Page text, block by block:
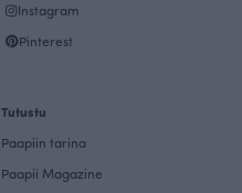
Instagram
Pinterest
Tutustu
Paapiin tarina
Paapii Magazine